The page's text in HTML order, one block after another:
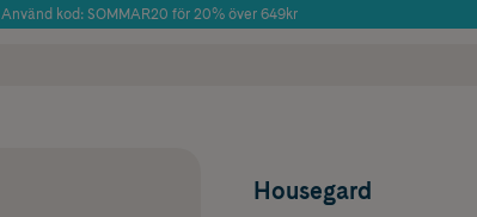
Använd kod: SOMMAR20 för 20% över 649kr
Housegard